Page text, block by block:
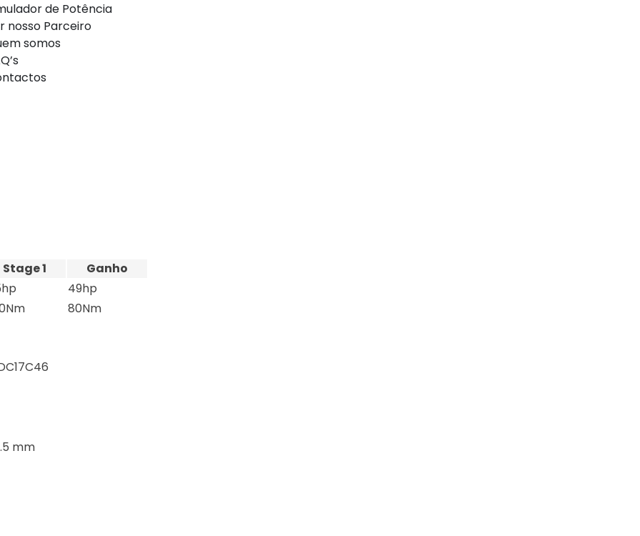
de Potência
nosso Parceiro
somos
Stage 1
Ganho
49hp
80Nm
mm